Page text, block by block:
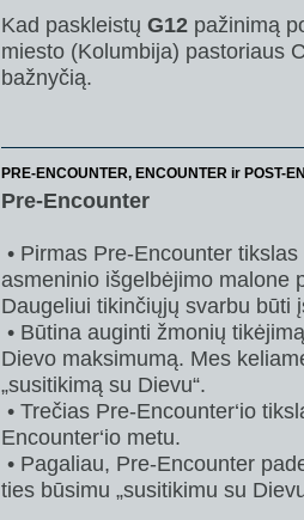
Kad paskleistų G12 pažinimą
miesto (Kolumbija) pastoriaus
bažnyčią.
PRE-ENCOUNTER, ENCOUNTER ir POST-
Pre-Encounter
• Pirmas Pre-Encounter
asmeninio išgelbėjimo malone
Daugeliui tikinčiųjų svarbu būti
• Būtina auginti žmonių
Dievo maksimumą. Mes
„susitikimą su Dievu“.
• Trečias Pre-Encounter‘io
Encounter‘io metu.
• Pagaliau, Pre-Encounter
ties būsimu „susitikimu su